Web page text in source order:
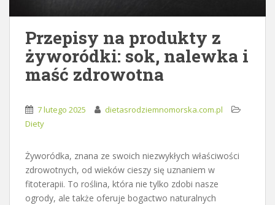
Przepisy na produkty z
żyworódki: sok, nalewka i
maść zdrowotna
7 lutego 2025
dietasrodziemnomorska.com.pl
Diety
Żyworódka, znana ze swoich niezwykłych właściwości
zdrowotnych, od wieków cieszy się uznaniem w
fitoterapii. To roślina, która nie tylko zdobi nasze
ogrody, ale także oferuje bogactwo naturalnych